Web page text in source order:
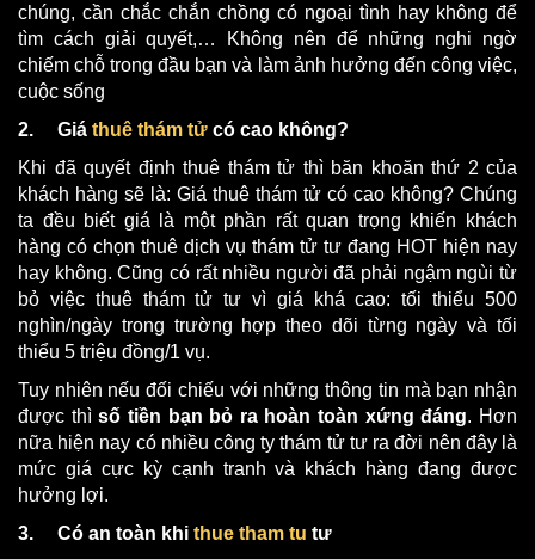
chúng, cần chắc chắn chồng có ngoại tình hay không để
tìm cách giải quyết,… Không nên để những nghi ngờ
chiếm chỗ trong đầu bạn và làm ảnh hưởng đến công việc,
cuộc sống
2. Giá thuê thám tử có cao không?
Khi đã quyết định thuê thám tử thì băn khoăn thứ 2 của
khách hàng sẽ là: Giá thuê thám tử có cao không? Chúng
ta đều biết giá là một phần rất quan trọng khiến khách
hàng có chọn thuê dịch vụ thám tử tư đang HOT hiện nay
hay không. Cũng có rất nhiều người đã phải ngậm ngùi từ
bỏ việc thuê thám tử tư vì giá khá cao: tối thiểu 500
nghìn/ngày trong trường hợp theo dõi từng ngày và tối
thiểu 5 triệu đồng/1 vụ.
Tuy nhiên nếu đối chiếu với những thông tin mà bạn nhận
được thìsố tiền bạn bỏ ra hoàn toàn xứng đáng. Hơn
nữa hiện nay có nhiều công ty thám tử tư ra đời nên đây là
mức giá cực kỳ cạnh tranh và khách hàng đang được
hưởng lợi.
3. Có an toàn khi thue tham tu tư